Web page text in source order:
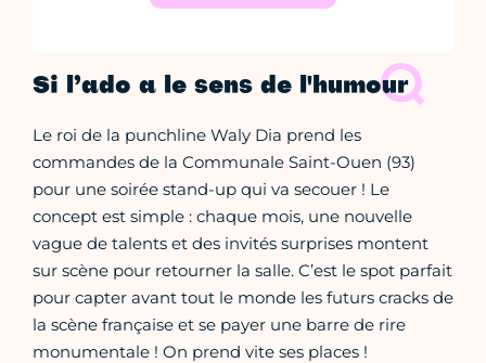
Si l’ado a le sens de l'humour
Le roi de la punchline Waly Dia prend les
commandes de la Communale Saint-Ouen (93)
pour une soirée stand-up qui va secouer ! Le
concept est simple : chaque mois, une nouvelle
vague de talents et des invités surprises montent
sur scène pour retourner la salle. C’est le spot parfait
pour capter avant tout le monde les futurs cracks de
la scène française et se payer une barre de rire
monumentale ! On prend vite ses places !